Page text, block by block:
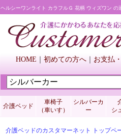
ヘルシーワンライト カラフルＧ 花柄 ウィズワン の
HOME 初めての方へ お支払
介護ベッド
車椅子
（車いす）
シルバーカ
ー
シ
介護ベッドのカスタマーネット トップペ